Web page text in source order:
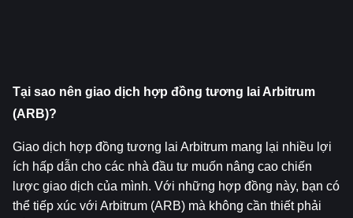
Tại sao nên giao dịch hợp đồng tương lai Arbitrum
(ARB)?
Giao dịch hợp đồng tương lai Arbitrum mang lại nhiều lợi
ích hấp dẫn cho các nhà đầu tư muốn nâng cao chiến
lược giao dịch của mình. Với những hợp đồng này, bạn có
thể tiếp xúc với Arbitrum (ARB) mà không cần thiết phải